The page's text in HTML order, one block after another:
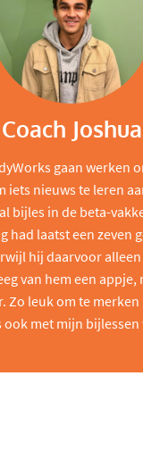
Coach Joshua
gaan werken
iets nieuws te leren
bijles in de beta-
had laatst een zeven
hij daarvoor
van hem een appje,
Zo leuk om te
ook met mijn bijlessen